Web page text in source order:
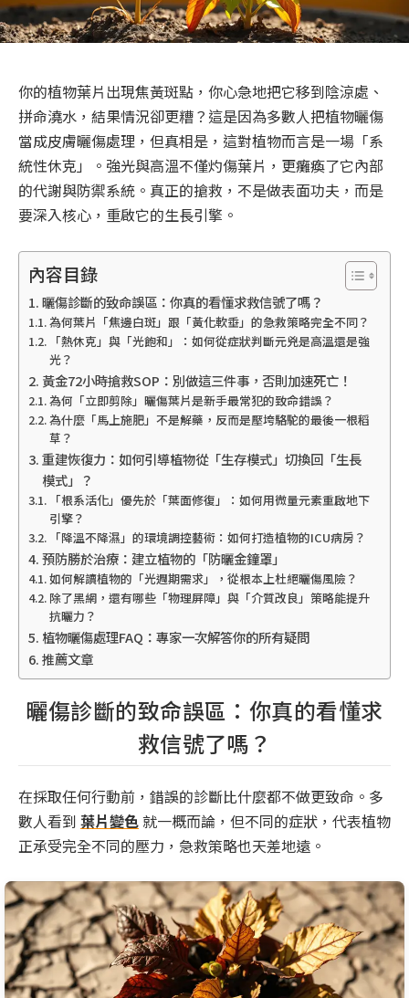
你的植物葉片出現焦黃斑點，你心急地把它移到陰涼處、
拼命澆水，結果情況卻更糟？這是因為多數人把植物曬傷
當成皮膚曬傷處理，但真相是，這對植物而言是一場「系
統性休克」。強光與高溫不僅灼傷葉片，更癱瘓了它內部
的代謝與防禦系統。真正的搶救，不是做表面功夫，而是
要深入核心，重啟它的生長引擎。
內容目錄
曬傷診斷的致命誤區：你真的看懂求救信號了嗎？
為何葉片「焦邊白斑」跟「黃化軟垂」的急救策略完全不同？
「熱休克」與「光飽和」：如何從症狀判斷元兇是高溫還是強
光？
黃金72小時搶救SOP：別做這三件事，否則加速死亡！
為何「立即剪除」曬傷葉片是新手最常犯的致命錯誤？
為什麼「馬上施肥」不是解藥，反而是壓垮駱駝的最後一根稻
草？
重建恢復力：如何引導植物從「生存模式」切換回「生長
模式」？
「根系活化」優先於「葉面修復」：如何用微量元素重啟地下
引擎？
「降溫不降濕」的環境調控藝術：如何打造植物的ICU病房？
預防勝於治療：建立植物的「防曬金鐘罩」
如何解讀植物的「光週期需求」，從根本上杜絕曬傷風險？
除了黑網，還有哪些「物理屏障」與「介質改良」策略能提升
抗曬力？
植物曬傷處理FAQ：專家一次解答你的所有疑問
推薦文章
曬傷診斷的致命誤區：你真的看懂求
救信號了嗎？
在採取任何行動前，錯誤的診斷比什麼都不做更致命。多
數人看到 葉片變色就一概而論，但不同的症狀，代表植物
正承受完全不同的壓力，急救策略也天差地遠。